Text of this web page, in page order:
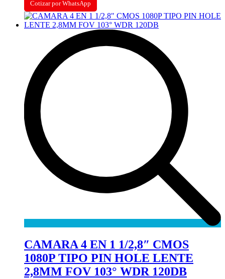
Cotizar por WhatsApp
CAMARA 4 EN 1 1/2,8″ CMOS
1080P TIPO PIN HOLE LENTE
2,8MM FOV 103° WDR 120DB